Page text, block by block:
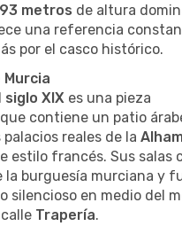
93 metros de altura
una referencia
por el casco histórico.
Murcia
siglo XIX es una pieza
contiene un patio
reales de la
estilo francés. Sus salas
la burguesía murciana y
silencioso en medio del
Trapería.